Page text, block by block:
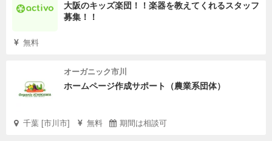
大阪のキッズ楽団！！楽器を教えてくれるスタッフ
募集！！
無料
オーガニック市川
ホームページ作成サポート（農業系団体）
千葉 [市川市] 無料 期間は相談可